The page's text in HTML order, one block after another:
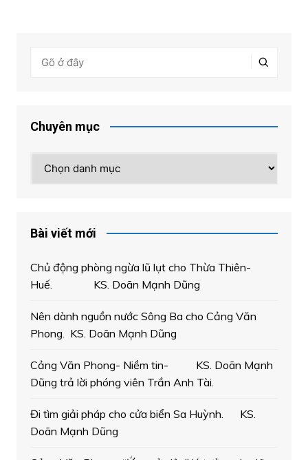
Chuyên mục
mục
Bài viết mới
Chủ động phòng ngừa lũ lụt cho Thừa Thiên-
Huế. KS. Doãn Mạnh Dũng
Nên dành nguồn nước Sông Ba cho Cảng Văn
Phong. KS. Doãn Mạnh Dũng
Cảng Văn Phong- Niềm tin- KS. Doãn Mạnh
Dũng trả lời phóng viên Trần Anh Tài.
Đi tìm giải pháp cho cửa biển Sa Huỳnh. KS.
Doãn Mạnh Dũng